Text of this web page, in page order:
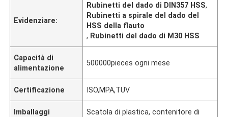
Evidenziare:
Rubinetti del dado di DIN357 HSS,
Rubinetti a spirale del dado del
HSS della flauto
, Rubinetti del dado di M30 HSS
Capacità di
alimentazione
500000pieces ogni mese
Certificazione ISO,MPA,TUV
Imballaggi
Scatola di plastica, contenitore di